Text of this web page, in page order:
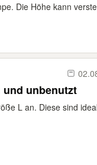
Die Höhe kann
und unbenutzt
L an. Diese sind